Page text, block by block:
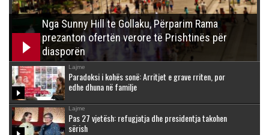
Nga Sunny Hill te Gollaku, Përparim Rama
prezanton ofertën verore të Prishtinës për
diasporën
Lajme
Paradoksi i kohës sonë: Arritjet e grave rriten, por
edhe dhuna në familje
Lajme
Pas 27 vjetësh: refugjatja dhe presidentja takohen
sërish